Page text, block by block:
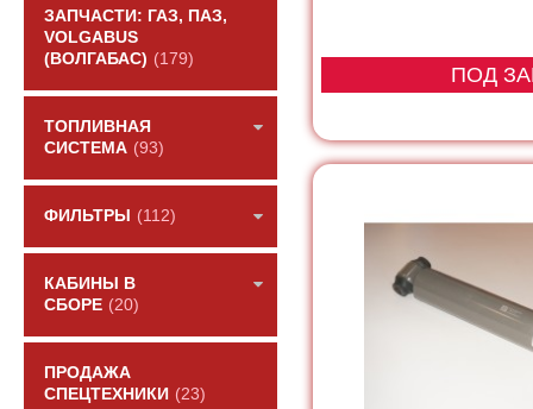
ЗАПЧАСТИ: ГАЗ, ПАЗ,
VOLGABUS
(ВОЛГАБАС) (179)
ТОПЛИВНАЯ
СИСТЕМА (93)
ФИЛЬТРЫ (112)
КАБИНЫ В
СБОРЕ (20)
ПРОДАЖА
СПЕЦТЕХНИКИ (23)
ПОД